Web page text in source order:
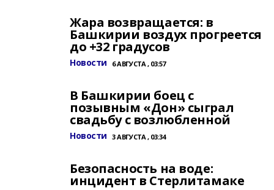
Жара возвращается: в
Башкирии воздух прогреется
до +32 градусов
Новости 6 АВГУСТА , 03:57
В Башкирии боец с
позывным «Дон» сыграл
свадьбу с возлюбленной
Новости 3 АВГУСТА , 03:34
Безопасность на воде:
инцидент в Стерлитамаке